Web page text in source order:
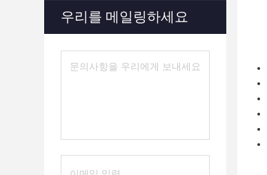
우리를 메일링하세요